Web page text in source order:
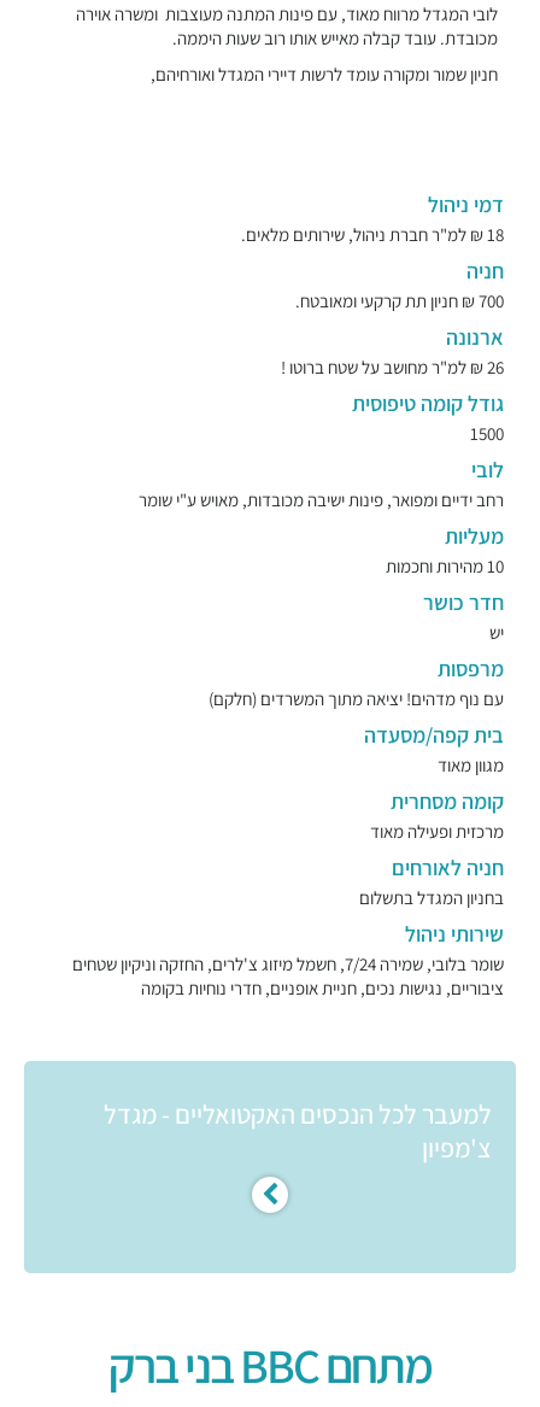
לובי המגדל מרווח מאוד, עם פינות המתנה מעוצבות ומשרה אוירה
מכובדת. עובד קבלה מאייש אותו רוב שעות היממה.
חניון שמור ומקורה עומד לרשות דיירי המגדל ואורחיהם,
דמי ניהול
18 ₪ למ"ר חברת ניהול, שירותים מלאים.
חניה
700 ₪ חניון תת קרקעי ומאובטח.
ארנונה
26 ₪ למ"ר מחושב על שטח ברוטו !
גודל קומה טיפוסית
1500
לובי
רחב ידיים ומפואר, פינות ישיבה מכובדות, מאויש ע"י שומר
מעליות
10 מהירות וחכמות
חדר כושר
יש
מרפסות
עם נוף מדהים! יציאה מתוך המשרדים (חלקם)
בית קפה/מסעדה
מגוון מאוד
קומה מסחרית
מרכזית ופעילה מאוד
חניה לאורחים
בחניון המגדל בתשלום
שירותי ניהול
שומר בלובי, שמירה 7/24, חשמל מיזוג צ'לרים, החזקה וניקיון שטחים
ציבוריים, נגישות נכים, חניית אופניים, חדרי נוחיות בקומה
למעבר לכל הנכסים האקטואליים - מגדל
צ'מפיון
מתחם BBC בני ברק